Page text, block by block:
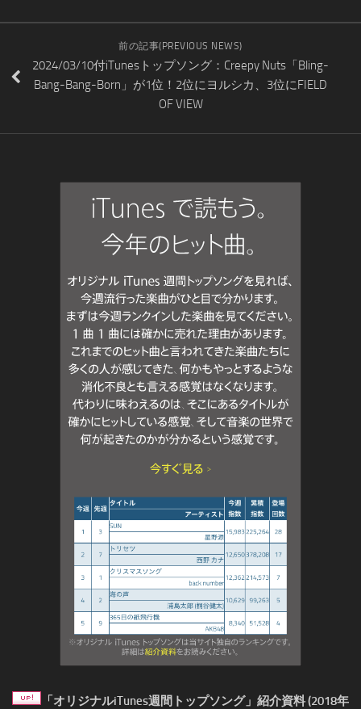
前の記事(PREVIOUS NEWS)
2024/03/10付iTunesトップソング：Creepy Nuts「Bling-
Bang-Bang-Born」が1位！2位にヨルシカ、3位にFIELD
OF VIEW
「オリジナルiTunes週間トップソング」紹介資料 (2018年